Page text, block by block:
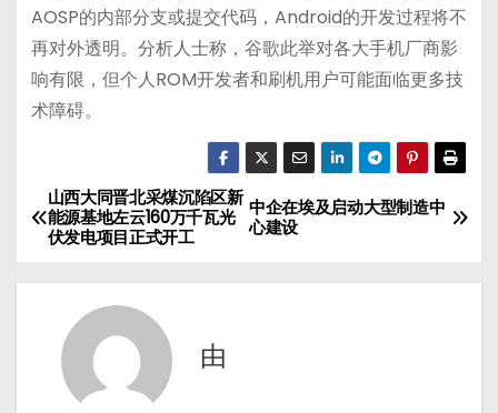
AOSP的内部分支或提交代码，Android的开发过程将不
再对外透明。分析人士称，谷歌此举对各大手机厂商影
响有限，但个人ROM开发者和刷机用户可能面临更多技
术障碍。
文
章
航
中企在埃及启动大型制造中
心建设
山西大同晋北采煤沉陷区新
能源基地左云160万千瓦光
伏发电项目正式开工
由